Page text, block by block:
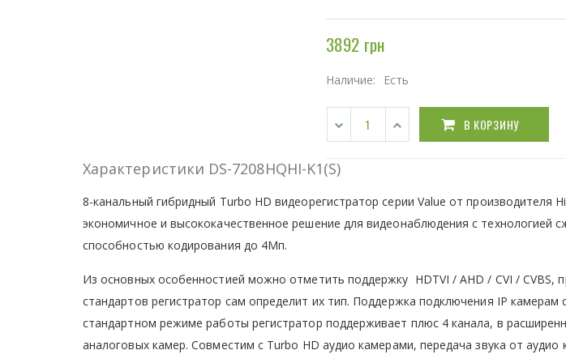
3892 грн
Наличие: Есть
В КОРЗИНУ
Характеристики DS-7208HQHI-K1(S)
8-канальный гибридный Turbo HD видеорегистратор cерии Value от производителя
экономичное и высококачественное решение для видеонаблюдения с технологией
способностью кодирования до 4Мп.
Из основных особенностией можно отметить поддержку HDTVI / AHD / CVI / CVBS,
стандартов регистратор сам определит их тип. Поддержка подключения IP
стандартном режиме работы регистратор поддерживает плюс 4 канала, в
аналоговых камер. Совместим с Turbo HD аудио камерами, передача звука от